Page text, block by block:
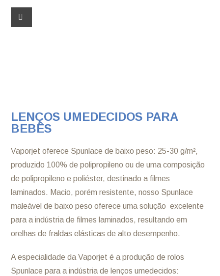
LENÇOS UMEDECIDOS PARA
BEBÊS
Vaporjet oferece Spunlace de baixo peso: 25-30 g/m²,
produzido 100% de polipropileno ou de uma composição
de polipropileno e poliéster, destinado a filmes
laminados. Macio, porém resistente, nosso Spunlace
maleável de baixo peso oferece uma solução excelente
para a indústria de filmes laminados, resultando em
orelhas de fraldas elásticas de alto desempenho.
A especialidade da Vaporjet é a produção de rolos
Spunlace para a indústria de lenços umedecidos: